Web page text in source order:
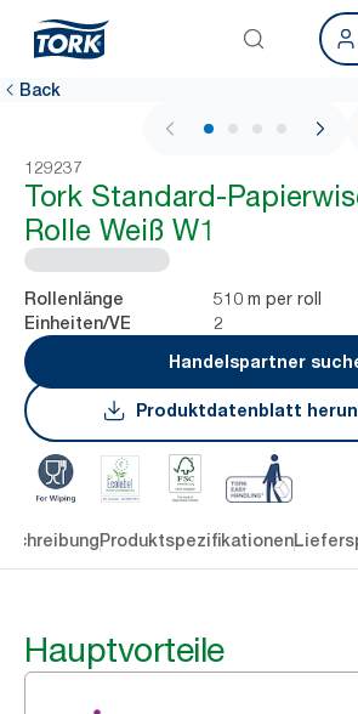
Back
1 / 4
129237
Tork Standard-
Rolle Weiß W1
Rollenlänge 510 m per roll
Einheiten/VE
2
Handelspartner
Produktdatenblatt
Produktspezifikationen
Hauptvorteile